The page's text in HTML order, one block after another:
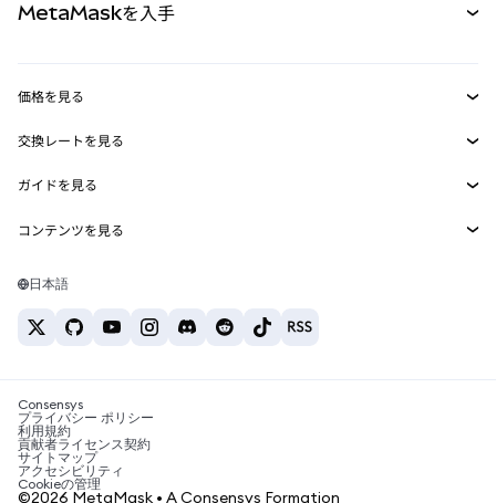
RWA
MetaMask Connect
Snaps
Web3サービス
MetaMaskを入手
セキュリティ
サポート
キャリア
お問い合わせ
価格を見る
イーサリアムの価格
Solanaの価格
Tetherの価格
交換レートを見る
ETH→USD
USDT→INR
BTC→INR
ETH→USDT
ガイドを見る
ETHの購入
USDTの購入
SHIBの購入
BNBの購入
コンテンツを見る
Solanaウォレット
税制関連ニュース
暗号資産の購入方法は？
ビットコインを売るには？
日本語
Consensys
プライバシー ポリシー
利用規約
貢献者ライセンス契約
サイトマップ
アクセシビリティ
Cookieの管理
©2026 MetaMask • A Consensys Formation